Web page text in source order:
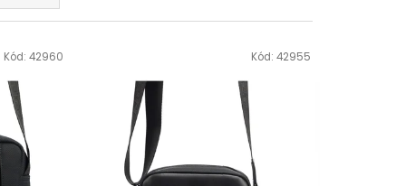
Kód:42960 Kód: 42955